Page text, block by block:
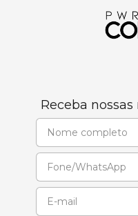
Receba